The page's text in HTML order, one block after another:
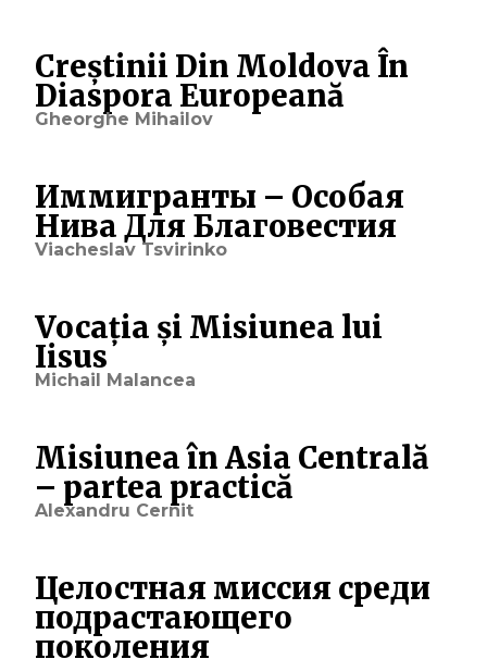
Creștinii Din Moldova În
Diaspora Europeană
Gheorghe Mihailov
Иммигранты – Особая
Нива Для Благовестия
Viacheslav Tsvirinko
Vocația și Misiunea lui
Iisus
Michail Malancea
Misiunea în Asia Centrală
– partea practică
Alexandru Cernit
Целостная миссия среди
подрастающего
поколения